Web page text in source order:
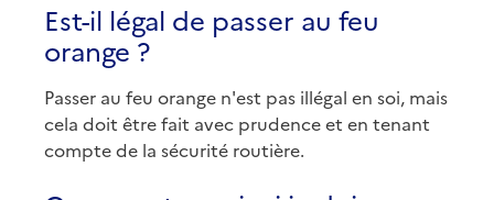
Est-il légal de passer au feu
orange ?
Passer au feu orange n'est pas illégal en soi, mais
cela doit être fait avec prudence et en tenant
compte de la sécurité routière.